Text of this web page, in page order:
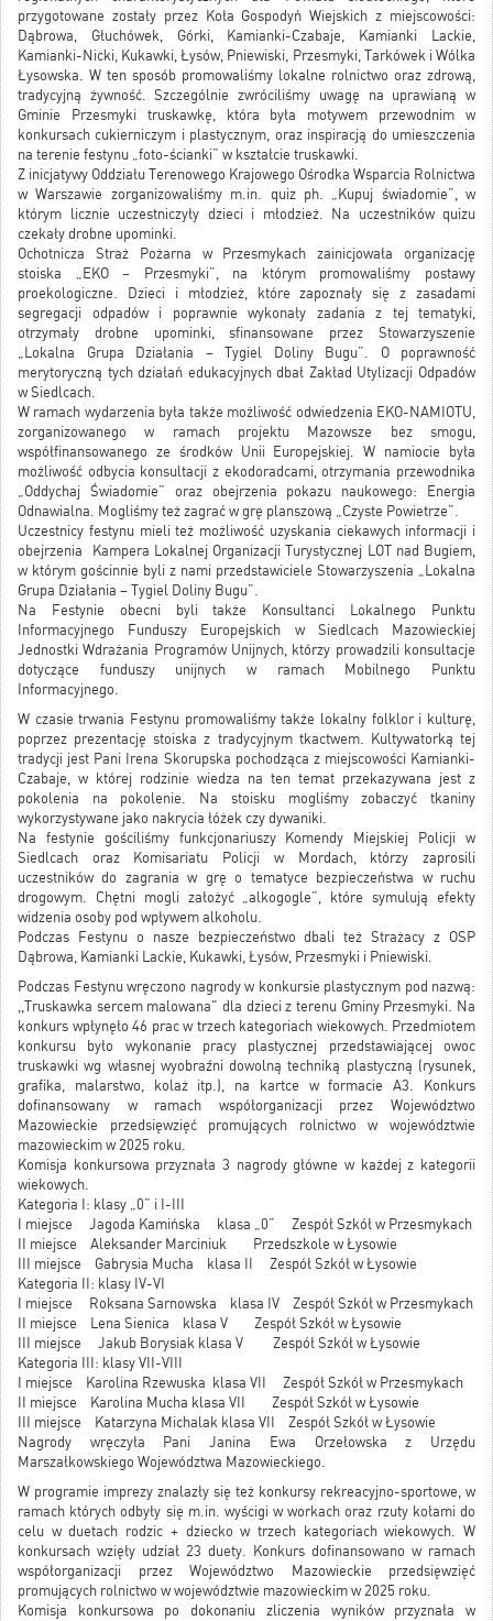
przygotowane zostały przez Koła Gospodyń Wiejskich z miejscowości:
Dąbrowa, Głuchówek, Górki, Kamianki-Czabaje, Kamianki Lackie,
Kamianki-Nicki, Kukawki, Łysów, Pniewiski, Przesmyki, Tarkówek i Wólka
Łysowska. W ten sposób promowaliśmy lokalne rolnictwo oraz zdrową,
tradycyjną żywność. Szczególnie zwróciliśmy uwagę na uprawianą w
Gminie Przesmyki truskawkę, która była motywem przewodnim w
konkursach cukierniczym i plastycznym, oraz inspiracją do umieszczenia
na terenie festynu „foto-ścianki” w kształcie truskawki.
Z inicjatywy Oddziału Terenowego Krajowego Ośrodka Wsparcia Rolnictwa
w Warszawie zorganizowaliśmy m.in. quiz ph. „Kupuj świadomie”, w
którym licznie uczestniczyły dzieci i młodzież. Na uczestników quizu
czekały drobne upominki.
Ochotnicza Straż Pożarna w Przesmykach zainicjowała organizację
stoiska „EKO – Przesmyki”, na którym promowaliśmy postawy
proekologiczne. Dzieci i młodzież, które zapoznały się z zasadami
segregacji odpadów i poprawnie wykonały zadania z tej tematyki,
otrzymały drobne upominki, sfinansowane przez Stowarzyszenie
„Lokalna Grupa Działania – Tygiel Doliny Bugu”. O poprawność
merytoryczną tych działań edukacyjnych dbał Zakład Utylizacji Odpadów
w Siedlcach.
W ramach wydarzenia była także możliwość odwiedzenia EKO-NAMIOTU,
zorganizowanego w ramach projektu Mazowsze bez smogu,
współfinansowanego ze środków Unii Europejskiej. W namiocie była
możliwość odbycia konsultacji z ekodoradcami, otrzymania przewodnika
„Oddychaj Świadomie” oraz obejrzenia pokazu naukowego: Energia
Odnawialna. Mogliśmy też zagrać w grę planszową „Czyste Powietrze”.
Uczestnicy festynu mieli też możliwość uzyskania ciekawych informacji i
obejrzenia Kampera Lokalnej Organizacji Turystycznej LOT nad Bugiem,
w którym gościnnie byli z nami przedstawiciele Stowarzyszenia „Lokalna
Grupa Działania – Tygiel Doliny Bugu”.
Na Festynie obecni byli także Konsultanci Lokalnego Punktu
Informacyjnego Funduszy Europejskich w Siedlcach Mazowieckiej
Jednostki Wdrażania Programów Unijnych, którzy prowadzili konsultacje
dotyczące funduszy unijnych w ramach Mobilnego Punktu
Informacyjnego.
W czasie trwania Festynu promowaliśmy także lokalny folklor i kulturę,
poprzez prezentację stoiska z tradycyjnym tkactwem. Kultywatorką tej
tradycji jest Pani Irena Skorupska pochodząca z miejscowości Kamianki-
Czabaje, w której rodzinie wiedza na ten temat przekazywana jest z
pokolenia na pokolenie. Na stoisku mogliśmy zobaczyć tkaniny
wykorzystywane jako nakrycia łóżek czy dywaniki.
Na festynie gościliśmy funkcjonariuszy Komendy Miejskiej Policji w
Siedlcach oraz Komisariatu Policji w Mordach, którzy zaprosili
uczestników do zagrania w grę o tematyce bezpieczeństwa w ruchu
drogowym. Chętni mogli założyć „alkogogle”, które symulują efekty
widzenia osoby pod wpływem alkoholu.
Podczas Festynu o nasze bezpieczeństwo dbali też Strażacy z OSP
Dąbrowa, Kamianki Lackie, Kukawki, Łysów, Przesmyki i Pniewiski.
Podczas Festynu wręczono nagrody w konkursie plastycznym pod nazwą:
,,Truskawka sercem malowana" dla dzieci z terenu Gminy Przesmyki. Na
konkurs wpłynęło 46 prac w trzech kategoriach wiekowych. Przedmiotem
konkursu było wykonanie pracy plastycznej przedstawiającej owoc
truskawki wg własnej wyobraźni dowolną techniką plastyczną (rysunek,
grafika, malarstwo, kolaż itp.), na kartce w formacie A3. Konkurs
dofinansowany w ramach współorganizacji przez Województwo
Mazowieckie przedsięwzięć promujących rolnictwo w województwie
mazowieckim w 2025 roku.
Komisja konkursowa przyznała 3 nagrody główne w każdej z kategorii
wiekowych.
Kategoria I: klasy „0” i I-III
I miejsce Jagoda Kamińska klasa „0” Zespół Szkół w Przesmykach
II miejsce Aleksander Marciniuk Przedszkole w Łysowie
III miejsce Gabrysia Mucha klasa II Zespół Szkół w Łysowie
Kategoria II: klasy IV-VI
I miejsce Roksana Sarnowska klasa IV Zespół Szkół w Przesmykach
II miejsce Lena Sienica klasa V Zespół Szkół w Łysowie
III miejsce Jakub Borysiak klasa V Zespół Szkół w Łysowie
Kategoria III: klasy VII-VIII
I miejsce Karolina Rzewuska klasa VII Zespół Szkół w Przesmykach
II miejsce Karolina Mucha klasa VII Zespół Szkół w Łysowie
III miejsce Katarzyna Michalak klasa VII Zespół Szkół w Łysowie
Nagrody wręczyła Pani Janina Ewa Orzełowska z Urzędu
Marszałkowskiego Województwa Mazowieckiego.
W programie imprezy znalazły się też konkursy rekreacyjno-sportowe, w
ramach których odbyły się m.in. wyścigi w workach oraz rzuty kołami do
celu w duetach rodzic + dziecko w trzech kategoriach wiekowych. W
konkursach wzięły udział 23 duety. Konkurs dofinansowano w ramach
współorganizacji przez Województwo Mazowieckie przedsięwzięć
promujących rolnictwo w województwie mazowieckim w 2025 roku.
Komisja konkursowa po dokonaniu zliczenia wyników przyznała w